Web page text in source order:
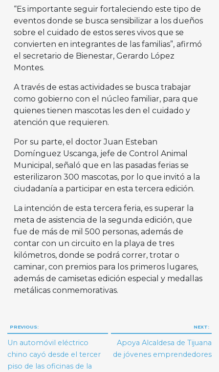
“Es importante seguir fortaleciendo este tipo de
eventos donde se busca sensibilizar a los dueños
sobre el cuidado de estos seres vivos que se
convierten en integrantes de las familias”, afirmó
el secretario de Bienestar, Gerardo López
Montes.
A través de estas actividades se busca trabajar
como gobierno con el núcleo familiar, para que
quienes tienen mascotas les den el cuidado y
atención que requieren.
Por su parte, el doctor Juan Esteban
Domínguez Uscanga, jefe de Control Animal
Municipal, señaló que en las pasadas ferias se
esterilizaron 300 mascotas, por lo que invitó a la
ciudadanía a participar en esta tercera edición.
La intención de esta tercera feria, es superar la
meta de asistencia de la segunda edición, que
fue de más de mil 500 personas, además de
contar con un circuito en la playa de tres
kilómetros, donde se podrá correr, trotar o
caminar, con premios para los primeros lugares,
además de camisetas edición especial y medallas
metálicas conmemorativas.
Navegación
de
entradas
PREVIOUS:
Un automóvil eléctrico
chino cayó desde el tercer
piso de las oficinas de la
NEXT:
Apoya Alcaldesa de Tijuana
de jóvenes emprendedores